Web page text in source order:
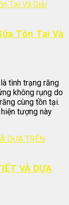
Tồn Tại Và
tình trạng răng
không rụng do
cùng tồn tại.
tượng này
VÀ DỰA